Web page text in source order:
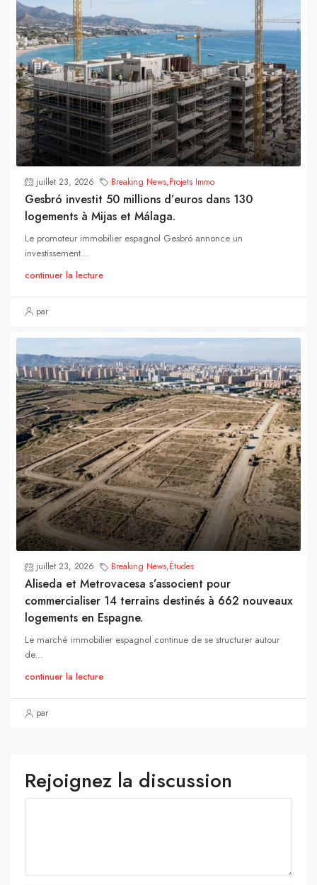
juillet 23, 2026 Breaking News,Projets Immo
Gesbró investit 50 millions d’euros dans 130
logements à Mijas et Málaga.
Le promoteur immobilier espagnol Gesbró annonce un
investissement...
continuer la lecture
par
juillet 23, 2026 Breaking News,Études
Aliseda et Metrovacesa s’associent pour
commercialiser 14 terrains destinés à 662 nouveaux
logements en Espagne.
Le marché immobilier espagnol continue de se structurer autour
de...
continuer la lecture
par
Rejoignez la discussion